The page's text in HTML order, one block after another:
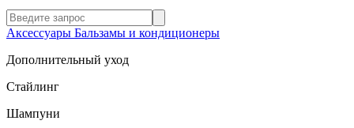
Аксессуары Бальзамы и кондиционеры
Дополнительный уход
Стайлинг
Шампуни